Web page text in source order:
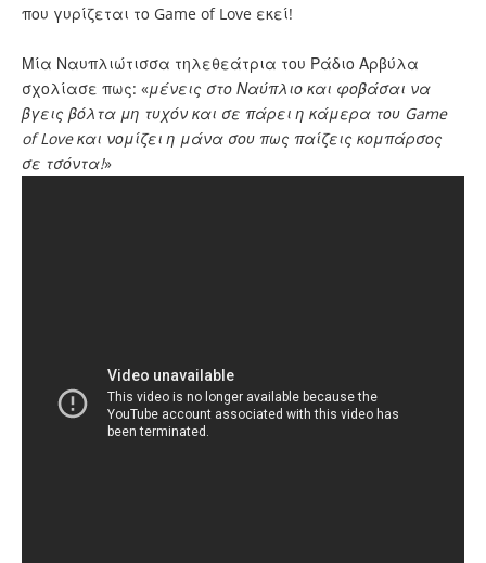
που γυρίζεται το Game of Love εκεί!
Μία Ναυπλιώτισσα τηλεθεάτρια του Ράδιο Αρβύλα
σχολίασε πως: «μένεις στο Ναύπλιο και φοβάσαι να
βγεις βόλτα μη τυχόν και σε πάρει η κάμερα του Game
of Love και νομίζει η μάνα σου πως παίζεις κομπάρσος
σε τσόντα!»